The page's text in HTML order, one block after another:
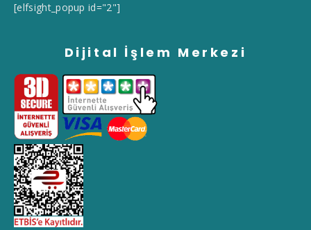
[elfsight_popup id="2"]
Dijital İşlem Merkezi